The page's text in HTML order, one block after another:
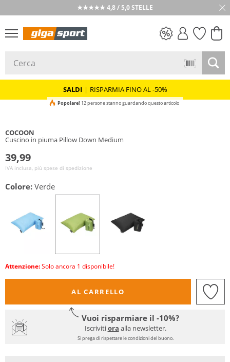
★★★★★ 4,8 / 5,0 STELLE
SALDI | RISPARMIA FINO AL -50%
Popolare! 12 persone stanno guardando questo articolo
COCOON
Cuscino in piuma Pillow Down Medium
39,99
IVA inclusa, più spese di spedizione
Colore: Verde
Attenzione: Solo ancora 1 disponibile!
AL CARRELLO
Vuoi risparmiare il -10%?
Iscrivitiora alla newsletter.
Si prega di rispettare le condizioni del buono.